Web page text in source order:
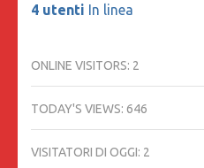
4 utenti In linea
ONLINE VISITORS: 2
TODAY'S VIEWS: 646
VISITATORI DI OGGI: 2